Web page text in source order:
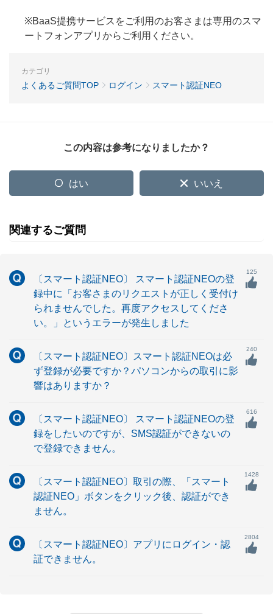
※BaaS提携サービスをご利用のお客さまは専用のスマ
ートフォンアプリからご利用ください。
カテゴリ
よくあるご質問TOP ログイン スマート認証NEO
この内容は参考になりましたか？
はい いいえ
関連するご質問
〔スマート認証NEO〕 スマート認証NEOの登
録中に「お客さまのリクエストが正しく受付け
られませんでした。再度アクセスしてくださ
い。」というエラーが発生しました
125
〔スマート認証NEO〕スマート認証NEOは必
ず登録が必要ですか？パソコンからの取引に影
響はありますか？
240
〔スマート認証NEO〕 スマート認証NEOの登
録をしたいのですが、SMS認証ができないの
で登録できません。
616
〔スマート認証NEO〕取引の際、「スマート
認証NEO」ボタンをクリック後、認証ができ
ません。
1428
〔スマート認証NEO〕アプリにログイン・認
証できません。
2804